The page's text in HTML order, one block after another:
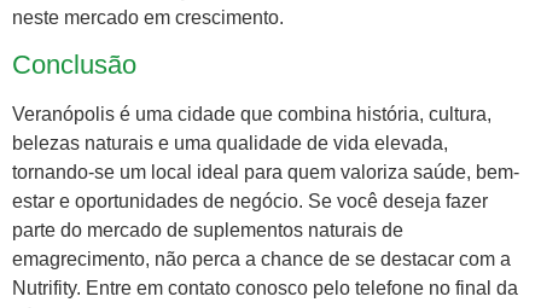
neste mercado em crescimento.
Conclusão
Veranópolis é uma cidade que combina história, cultura,
belezas naturais e uma qualidade de vida elevada,
tornando-se um local ideal para quem valoriza saúde, bem-
estar e oportunidades de negócio. Se você deseja fazer
parte do mercado de suplementos naturais de
emagrecimento, não perca a chance de se destacar com a
Nutrifity. Entre em contato conosco pelo telefone no final da